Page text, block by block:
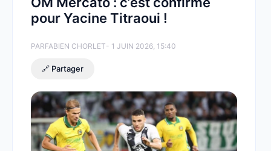
pour Yacine Titraoui !
PARFABIEN CHORLET- 1 JUIN 2026, 15:40
🔗 Partager